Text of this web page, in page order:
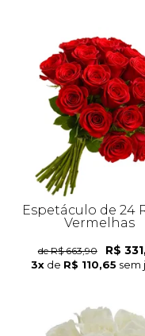
Espetáculo de 24
Vermelhas
de R$ 663,90 R$
3x de R$ 110,65 sem